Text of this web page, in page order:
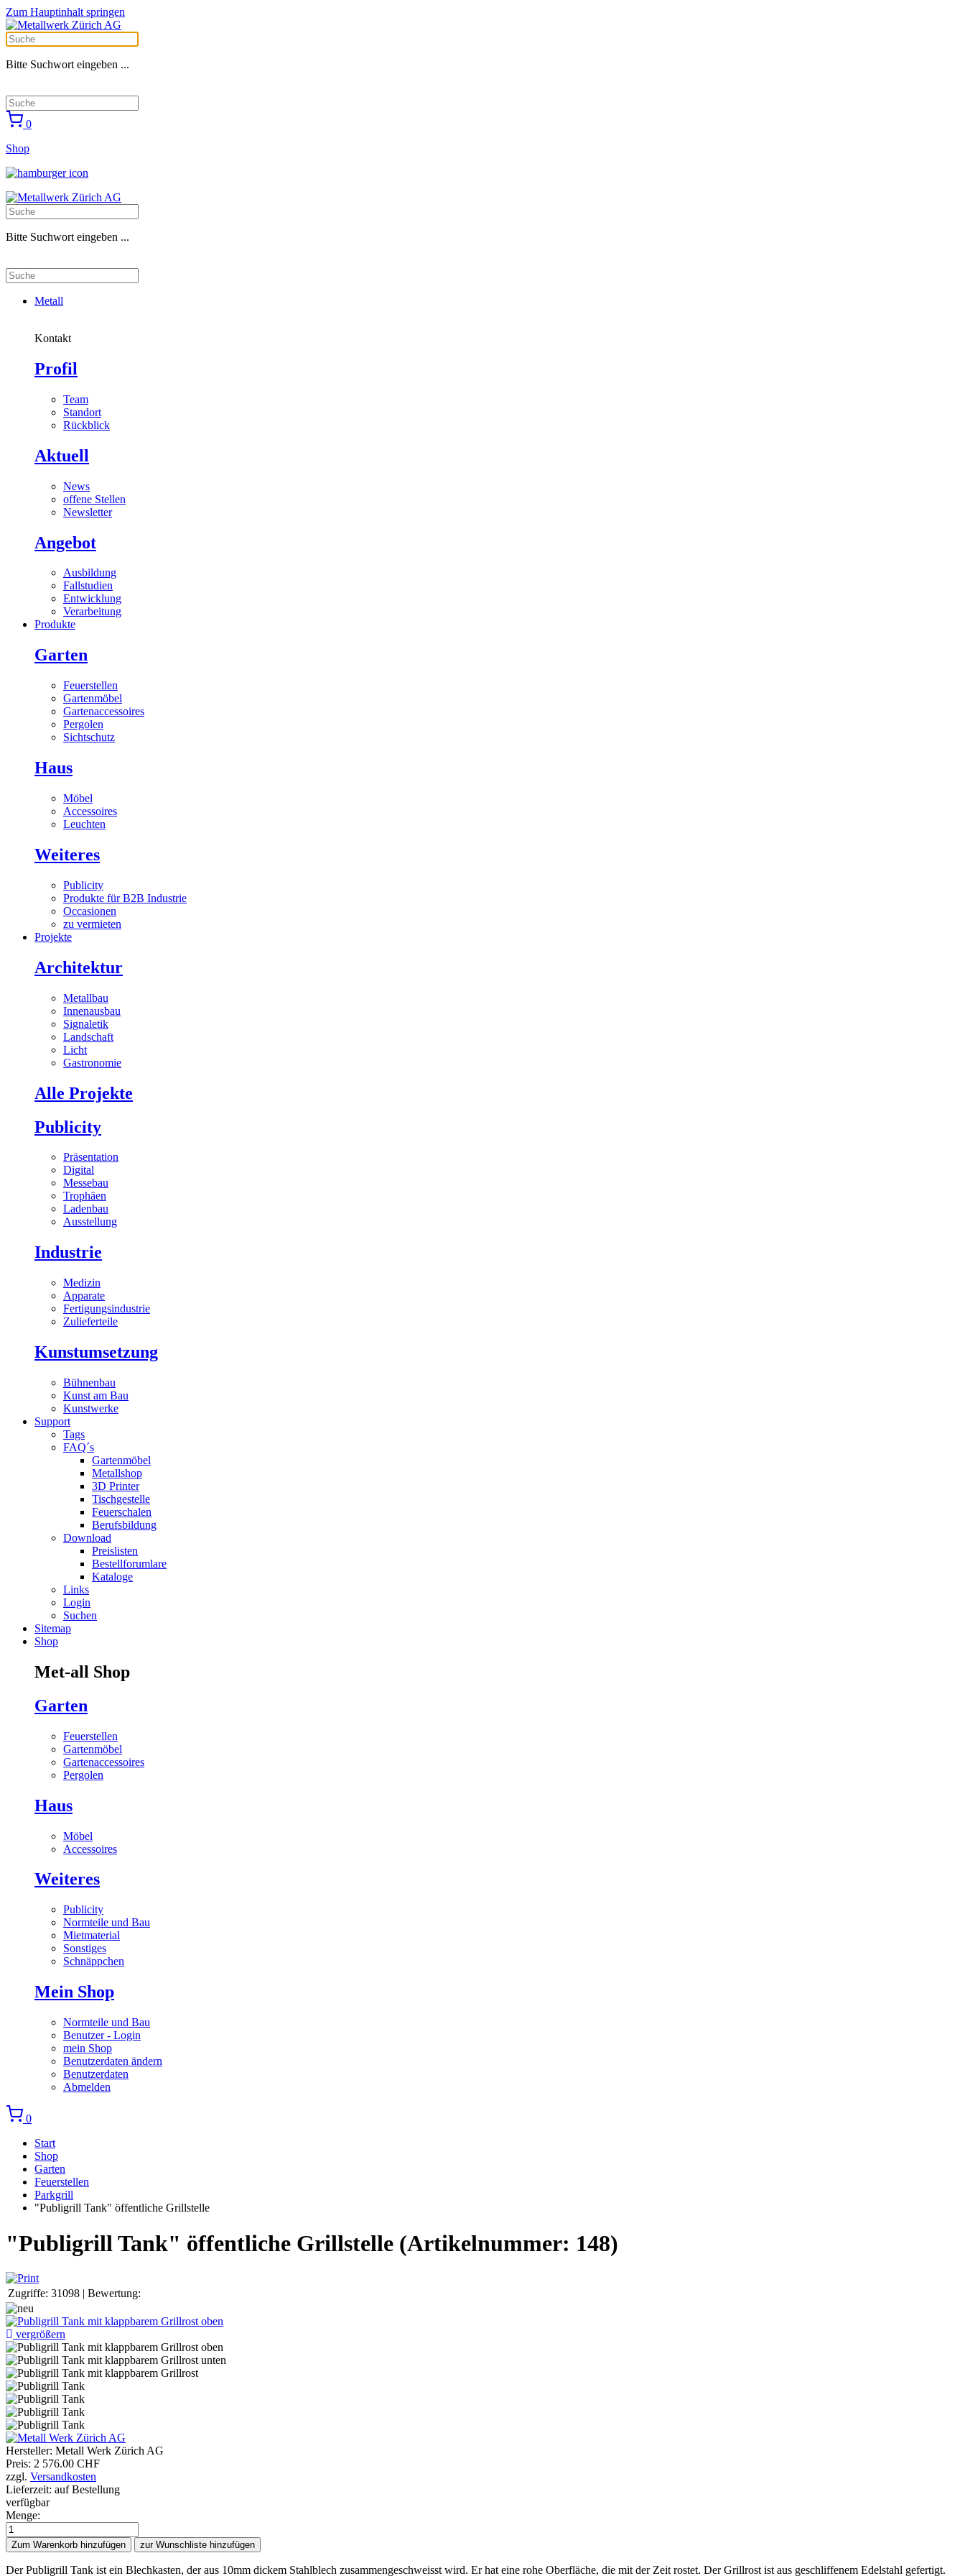
Zum Hauptinhalt springen
Bitte Suchwort eingeben ...
0
Shop
Bitte Suchwort eingeben ...
Metall
Kontakt
Profil
Team
Standort
Rückblick
Aktuell
News
offene Stellen
Newsletter
Angebot
Ausbildung
Fallstudien
Entwicklung
Verarbeitung
Produkte
Garten
Feuerstellen
Gartenmöbel
Gartenaccessoires
Pergolen
Sichtschutz
Haus
Möbel
Accessoires
Leuchten
Weiteres
Publicity
Produkte für B2B Industrie
Occasionen
zu vermieten
Projekte
Architektur
Metallbau
Innenausbau
Signaletik
Landschaft
Licht
Gastronomie
Alle Projekte
Publicity
Präsentation
Digital
Messebau
Trophäen
Ladenbau
Ausstellung
Industrie
Medizin
Apparate
Fertigungsindustrie
Zulieferteile
Kunstumsetzung
Bühnenbau
Kunst am Bau
Kunstwerke
Support
Tags
FAQ´s
Gartenmöbel
Metallshop
3D Printer
Tischgestelle
Feuerschalen
Berufsbildung
Download
Preislisten
Bestellforumlare
Kataloge
Links
Login
Suchen
Sitemap
Shop
Met-all Shop
Garten
Feuerstellen
Gartenmöbel
Gartenaccessoires
Pergolen
Haus
Möbel
Accessoires
Weiteres
Publicity
Normteile und Bau
Mietmaterial
Sonstiges
Schnäppchen
Mein Shop
Normteile und Bau
Benutzer - Login
mein Shop
Benutzerdaten ändern
Benutzerdaten
Abmelden
0
Start
Shop
Garten
Feuerstellen
Parkgrill
"Publigrill Tank" öffentliche Grillstelle
"Publigrill Tank" öffentliche Grillstelle (Artikelnummer: 148)
Zugriffe: 31098 | Bewertung:
vergrößern
Hersteller: Metall Werk Zürich AG
Preis: 2 576.00 CHF
zzgl. Versandkosten
Lieferzeit: auf Bestellung
verfügbar
Menge:
Der Publigrill Tank ist ein Blechkasten, der aus 10mm dickem Stahlblech zusammengeschweisst wird. Er hat eine rohe Oberfläche, die mit der Zeit rostet. Der Grillrost ist aus geschliffenem Edelstahl gefertigt.